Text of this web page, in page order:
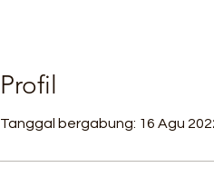
Profil
Tanggal bergabung: 16 Agu